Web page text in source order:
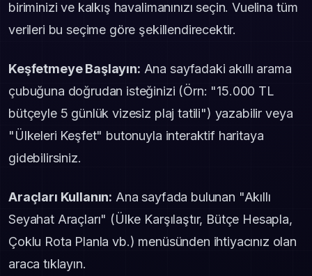
biriminizi ve kalkış havalimanınızı seçin. Vuelina tüm
verileri bu seçime göre şekillendirecektir.
Keşfetmeye Başlayın: Ana sayfadaki akıllı arama
çubuğuna doğrudan isteğinizi (Örn: "15.000 TL
bütçeyle 5 günlük vizesiz plaj tatili") yazabilir veya
"Ülkeleri Keşfet" butonuyla interaktif haritaya
gidebilirsiniz.
Araçları Kullanın: Ana sayfada bulunan "Akıllı
Seyahat Araçları" (Ülke Karşılaştır, Bütçe Hesapla,
Çoklu Rota Planla vb.) menüsünden ihtiyacınız olan
araca tıklayın.